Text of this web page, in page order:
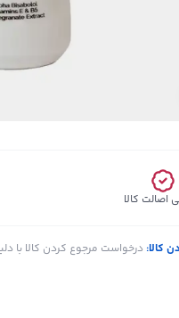
اصالت کالا
کالا: درخواست مرجوع کردن کالا با